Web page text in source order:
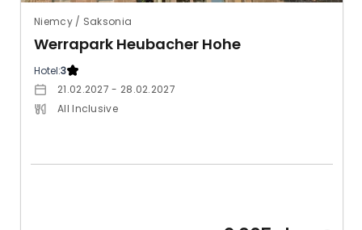
Niemcy / Saksonia
Werrapark Heubacher Hohe
Hotel:3
21.02.2027 - 28.02.2027
All Inclusive